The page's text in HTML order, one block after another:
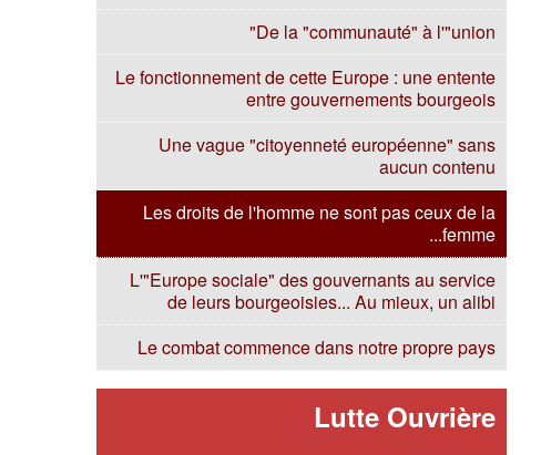
De la "communauté" à l'"union"
Le fonctionnement de cette Europe : une entente
entre gouvernements bourgeois
Une vague "citoyenneté européenne" sans
aucun contenu
Les droits de l'homme ne sont pas ceux de la
femme...
L'"Europe sociale" des gouvernants au service
de leurs bourgeoisies... Au mieux, un alibi
Le combat commence dans notre propre pays
Lutte Ouvrière